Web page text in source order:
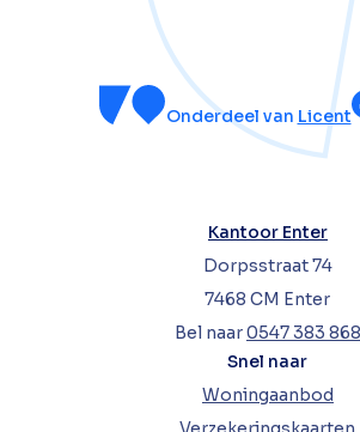
Onderdeel van Licent
Kantoor Enter
Dorpsstraat 74
7468 CM Enter
Bel naar0547 383 868
Snel naar
Woningaanbod